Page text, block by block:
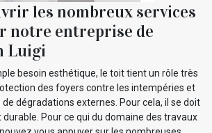
les nombreux services
notre entreprise de
Luigi
besoin esthétique, le toit tient un rôle très
des foyers contre les intempéries et
dégradations externes. Pour cela, il se doit
Pour ce qui du domaine des travaux